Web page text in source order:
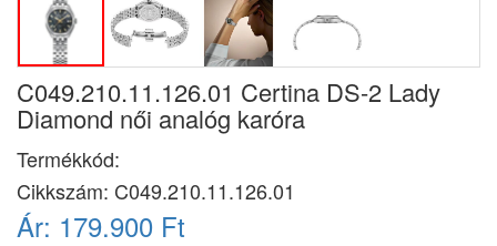
C049.210.11.126.01 Certina DS-2 Lady
Diamond női analóg karóra
Termékkód:
Cikkszám: C049.210.11.126.01
Ár: 179.900 Ft